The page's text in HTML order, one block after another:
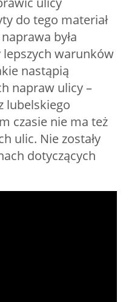
do tego materiał
była
warunków
nastąpią
napraw ulicy –
lubelskiego
czasie nie ma też
ulic. Nie zostały
dotyczących